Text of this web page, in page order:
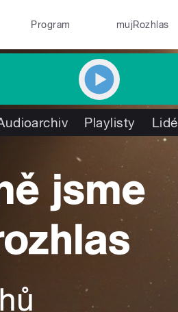
Program mujRozhlas
Playlisty Lidé